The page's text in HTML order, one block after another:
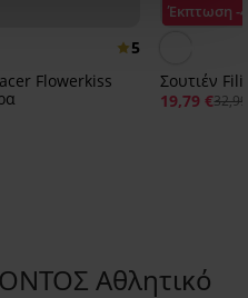
5
Flowerkiss
Έκπτωση -
Σουτιέν
19,79 €
Αθλητικό